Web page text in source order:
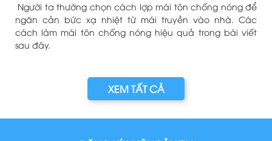
Người ta thường chọn cách lợp mái tôn chống nóng để
ngăn cản bức xạ nhiệt từ mái truyền vào nhà. Các
cách làm mái tôn chống nóng hiệu quả trong bài viết
sau đây.
XEM TẤT CẢ